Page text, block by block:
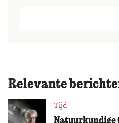
Relevante
Tijd
Natuurkundige